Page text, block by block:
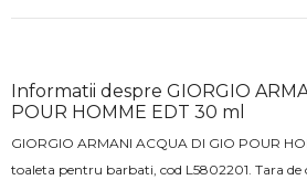
Informatii despre GIORGIO
POUR HOMME EDT 30 ml
GIORGIO ARMANI ACQUA DI GIO POUR
toaleta pentru barbati, cod L5802201. Tara de